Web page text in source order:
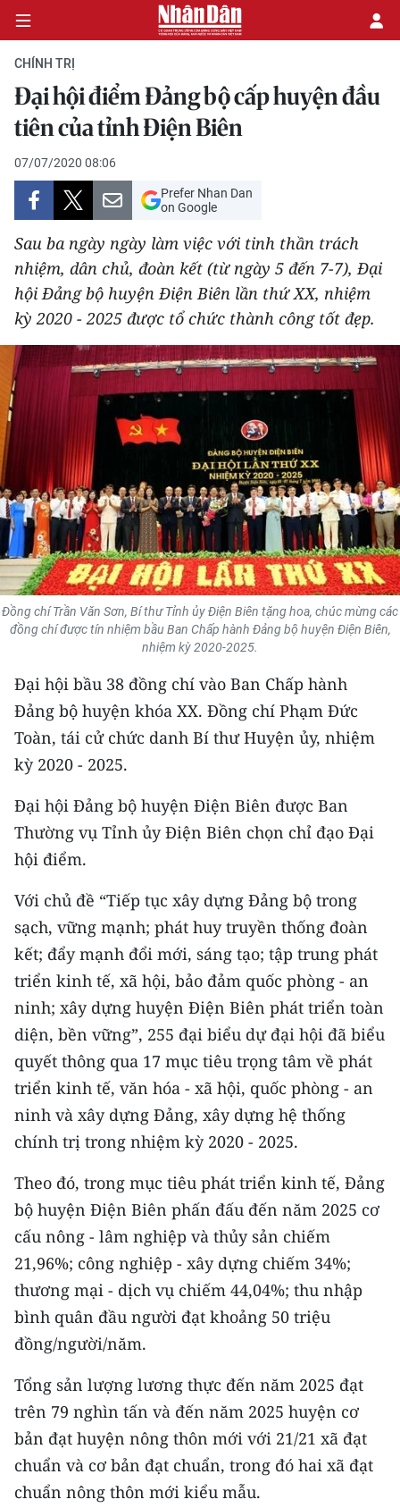
CHÍNH TRỊ
KINH TẾ
VĂN HÓA
XÃ HỘI
PHÁP LUẬT
THẾ GIỚI
THỂ THAO
GIÁO DỤC
Y TẾ
KHOA HỌC - CÔNG NGHỆ
MÔI TRƯỜNG
BẠN ĐỌC
KIỂM CHỨNG THÔNG TIN
TRI THỨC CHUYÊN SÂU
54 DÂN TỘC VIỆT NAM
CHƯƠNG TRÌNH OCOP - MỖI XÃ
MỘT SẢN PHẨM
MEDIA CENTER
E-Magazine
Video
Media Chính trị
Media Kinh tế
Media Văn hóa
Media Pháp luật
Media Du lịch
Media Thế giới
Media Thể thao
Media Y tế
Media Khoa học - Công nghệ
Media Môi trường
CHÍNH TRỊ
Đại hội điểm Đảng bộ cấp huyện đầu
tiên của tỉnh Điện Biên
07/07/2020 08:06
Prefer Nhan Dan
on Google
Sau ba ngày ngày làm việc với tinh thần trách
nhiệm, dân chủ, đoàn kết (từ ngày 5 đến 7-7), Đại
hội Đảng bộ huyện Điện Biên lần thứ XX, nhiệm
kỳ 2020 - 2025 được tổ chức thành công tốt đẹp.
Đồng chí Trần Văn Sơn, Bí thư Tỉnh ủy Điện Biên tặng hoa, chúc mừng các
đồng chí được tín nhiệm bầu Ban Chấp hành Đảng bộ huyện Điện Biên,
nhiệm kỳ 2020-2025.
Đại hội bầu 38 đồng chí vào Ban Chấp hành
Đảng bộ huyện khóa XX. Đồng chí Phạm Đức
Toàn, tái cử chức danh Bí thư Huyện ủy, nhiệm
kỳ 2020 - 2025.
Đại hội Đảng bộ huyện Điện Biên được Ban
Thường vụ Tỉnh ủy Điện Biên chọn chỉ đạo Đại
hội điểm.
Với chủ đề “Tiếp tục xây dựng Đảng bộ trong
sạch, vững mạnh; phát huy truyền thống đoàn
kết; đẩy mạnh đổi mới, sáng tạo; tập trung phát
triển kinh tế, xã hội, bảo đảm quốc phòng - an
ninh; xây dựng huyện Điện Biên phát triển toàn
diện, bền vững”, 255 đại biểu dự đại hội đã biểu
quyết thông qua 17 mục tiêu trọng tâm về phát
triển kinh tế, văn hóa - xã hội, quốc phòng - an
ninh và xây dựng Đảng, xây dựng hệ thống
chính trị trong nhiệm kỳ 2020 - 2025.
Theo đó, trong mục tiêu phát triển kinh tế, Đảng
bộ huyện Điện Biên phấn đấu đến năm 2025 cơ
cấu nông - lâm nghiệp và thủy sản chiếm
21,96%; công nghiệp - xây dựng chiếm 34%;
thương mại - dịch vụ chiếm 44,04%; thu nhập
bình quân đầu người đạt khoảng 50 triệu
đồng/người/năm.
Tổng sản lượng lương thực đến năm 2025 đạt
trên 79 nghìn tấn và đến năm 2025 huyện cơ
bản đạt huyện nông thôn mới với 21/21 xã đạt
chuẩn và cơ bản đạt chuẩn, trong đó hai xã đạt
chuẩn nông thôn mới kiểu mẫu.